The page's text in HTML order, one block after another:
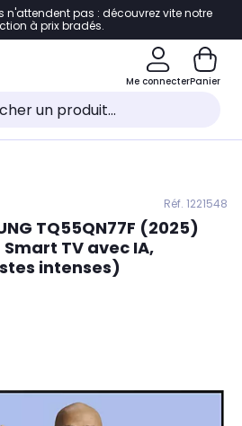
à la navigation
pied de page
chatbot
n'attendent pas : découvrez vite notre
à prix bradés.
Me connecterPanier
Réf. 1221548
TQ55QN77F (2025)
TV avec IA,
intenses)